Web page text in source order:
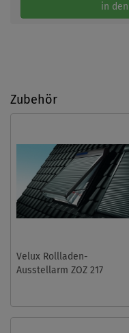
in
Zubehör
Velux Rollladen-
Ausstellarm ZOZ 217